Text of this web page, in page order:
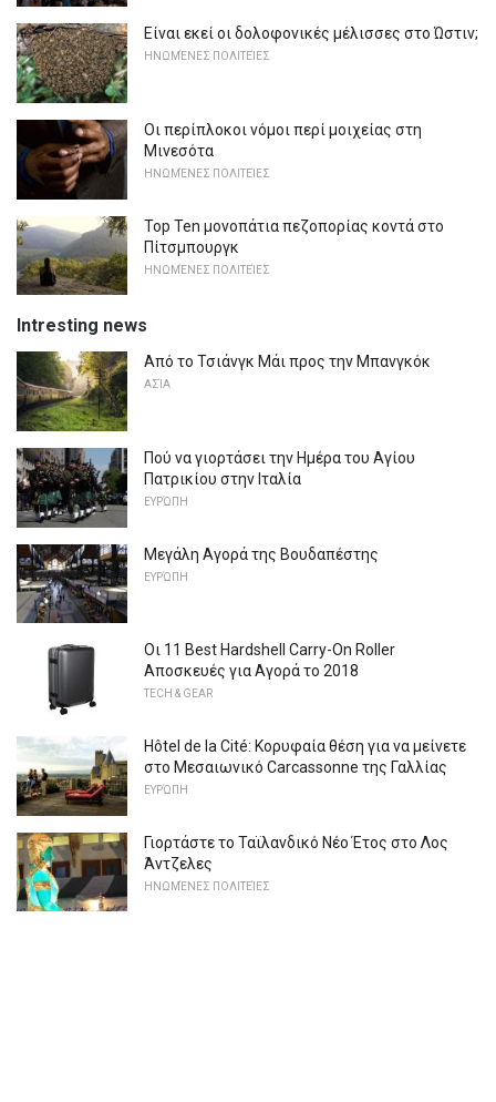
Είναι εκεί οι δολοφονικές μέλισσες στο Ώστιν;
ΗΝΩΜΈΝΕΣ ΠΟΛΙΤΕΊΕΣ
Οι περίπλοκοι νόμοι περί μοιχείας στη
Μινεσότα
ΗΝΩΜΈΝΕΣ ΠΟΛΙΤΕΊΕΣ
Top Ten μονοπάτια πεζοπορίας κοντά στο
Πίτσμπουργκ
ΗΝΩΜΈΝΕΣ ΠΟΛΙΤΕΊΕΣ
Intresting news
Από το Τσιάνγκ Μάι προς την Μπανγκόκ
ΑΣΊΑ
Πού να γιορτάσει την Ημέρα του Αγίου
Πατρικίου στην Ιταλία
ΕΥΡΏΠΗ
Μεγάλη Αγορά της Βουδαπέστης
ΕΥΡΏΠΗ
Οι 11 Best Hardshell Carry-On Roller
Αποσκευές για Αγορά το 2018
TECH & GEAR
Hôtel de la Cité: Κορυφαία θέση για να μείνετε
στο Μεσαιωνικό Carcassonne της Γαλλίας
ΕΥΡΏΠΗ
Γιορτάστε το Ταϊλανδικό Νέο Έτος στο Λος
Άντζελες
ΗΝΩΜΈΝΕΣ ΠΟΛΙΤΕΊΕΣ